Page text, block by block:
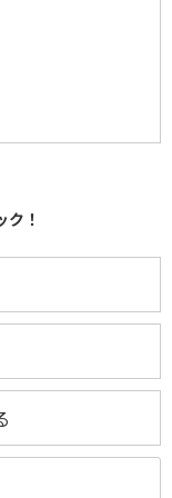
！